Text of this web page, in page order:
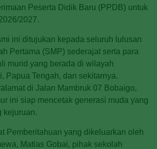
Peserta Didik Baru (PPDB) untuk
2027.
ini ditujukan kepada seluruh lulusan
Pertama (SMP) sederajat serta para
murid yang berada di wilayah
Papua Tengah, dan sekitarnya.
di Jalan Mambruk 07 Bobaigo,
ini siap mencetak generasi muda yang
kejuruan.
Pemberitahuan yang dikeluarkan oleh
Matias Gobai, pihak sekolah